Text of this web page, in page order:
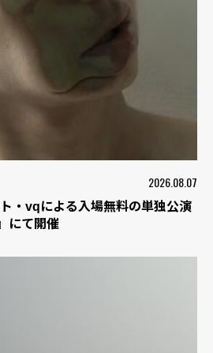
2026.08.07
・vqによる入場無料の単独公演
にて開催